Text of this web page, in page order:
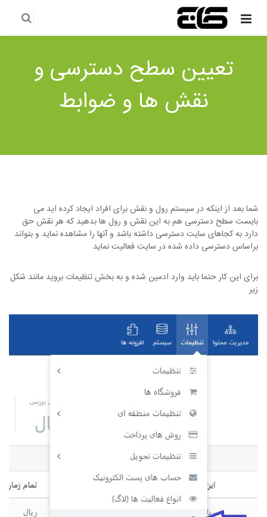
تعیین سطح دسترسی و
نقش ها و ضوابط
شما بعد از اینکه در سیستم رول و نقش برای افراد ایجاد کرده اید می
بایست سطح دسترسی هم به این نقش و رول ها بدهید که هر نقش حق
دارد به کجاهای سایت دسترسی داشته باشد و آنها را مشاهده نماید و بتواند
براساس دسترسی داده شده در سایت فعالیت نماید
برای این کار حتما باید وارد ادمین شده و به بخش تنظیمات بروید مانند شکل
زیر